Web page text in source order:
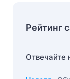
Рейтинг
Отвечайте